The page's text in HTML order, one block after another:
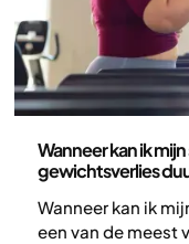
Wanneer kan ik
gewichtsverlies
Wanneer kan ik
een van de meest